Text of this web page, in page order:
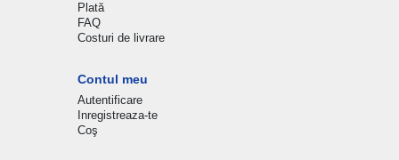
Plată
FAQ
Costuri de livrare
Contul meu
Autentificare
Inregistreaza-te
Coş